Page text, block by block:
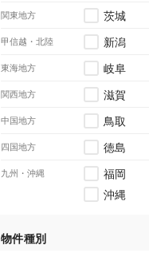
関東地方 茨城
甲信越・北陸 新潟
東海地方 岐阜
関西地方 滋賀
中国地方 鳥取
四国地方 徳島
九州・沖縄 福岡
沖縄
物件種別